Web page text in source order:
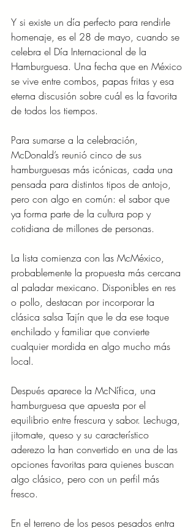
Y si existe un día perfecto para rendirle
homenaje, es el 28 de mayo, cuando se
celebra el Día Internacional de la
Hamburguesa. Una fecha que en México
se vive entre combos, papas fritas y esa
eterna discusión sobre cuál es la favorita
de todos los tiempos.
Para sumarse a la celebración,
McDonald’s reunió cinco de sus
hamburguesas más icónicas, cada una
pensada para distintos tipos de antojo,
pero con algo en común: el sabor que
ya forma parte de la cultura pop y
cotidiana de millones de personas.
La lista comienza con las McMéxico,
probablemente la propuesta más cercana
al paladar mexicano. Disponibles en res
o pollo, destacan por incorporar la
clásica salsa Tajín que le da ese toque
enchilado y familiar que convierte
cualquier mordida en algo mucho más
local.
Después aparece la McNífica, una
hamburguesa que apuesta por el
equilibrio entre frescura y sabor. Lechuga,
jitomate, queso y su característico
aderezo la han convertido en una de las
opciones favoritas para quienes buscan
algo clásico, pero con un perfil más
fresco.
En el terreno de los pesos pesados entra